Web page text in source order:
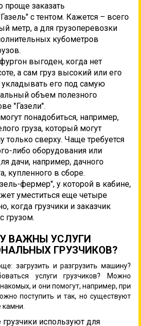
проще заказать
с тентом. Кажется – всего
метр, а для грузоперевозки
кубометров
выгоден, когда нет
а сам груз высокий или его
укладывать его под самую
объем полезного
"Газели".
понадобиться, например,
груза, который могут
только сверху. Чаще требуется
либо оборудования или
дачи, например, дачного
купленного в сборе.
фермер", у которой в кабине,
уместиться еще четыре
когда грузчики и заказчик
грузом.
ВАЖНЫ УСЛУГИ
ГРУЗЧИКОВ?
загрузить и разгрузить машину?
услуги грузчиков? Можно
и они помогут, например, при
поступить и так, но существуют
используют для